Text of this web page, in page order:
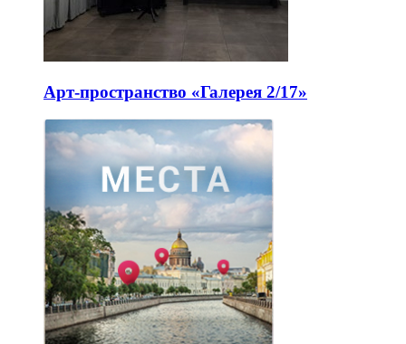
Арт-пространство «Галерея 2/17»